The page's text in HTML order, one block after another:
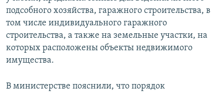
подсобного хозяйства, гаражного строительства, в
том числе индивидуального гаражного
строительства, а также на земельные участки, на
которых расположены объекты недвижимого
имущества.
В министерстве пояснили, что порядок